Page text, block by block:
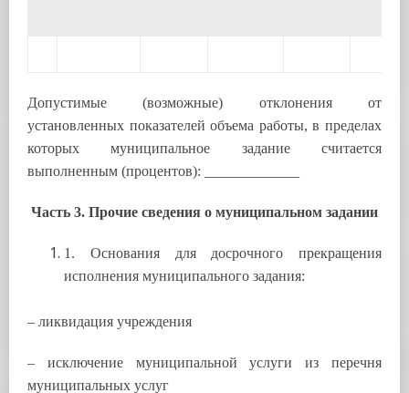
Допустимые (возможные) отклонения от
установленных показателей объема работы, в пределах
которых муниципальное задание считается
выполненным (процентов): _____________
Часть 3. Прочие сведения о муниципальном задании
1. Основания для досрочного прекращения
исполнения муниципального задания:
– ликвидация учреждения
– исключение муниципальной услуги из перечня
муниципальных услуг